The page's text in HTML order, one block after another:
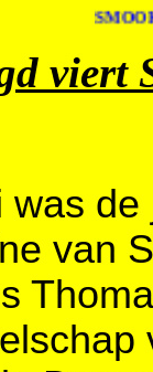
viert
van